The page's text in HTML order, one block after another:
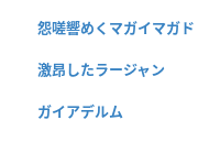
怨嗟響めくマガイマガド
激昂したラージャン
ガイアデルム